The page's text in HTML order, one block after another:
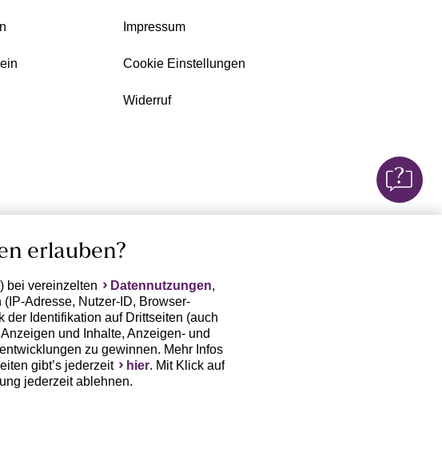
Impressum
Cookie Einstellungen
Widerruf
erlauben?
bei vereinzelten Datennutzungen,
Adresse, Nutzer-ID, Browser-
der Identifikation auf Drittseiten (auch
und Inhalte, Anzeigen- und
zu gewinnen. Mehr Infos
gibt’s jederzeit
hier. Mit Klick auf
jederzeit ablehnen.
Daten (Trackingdaten) oder die